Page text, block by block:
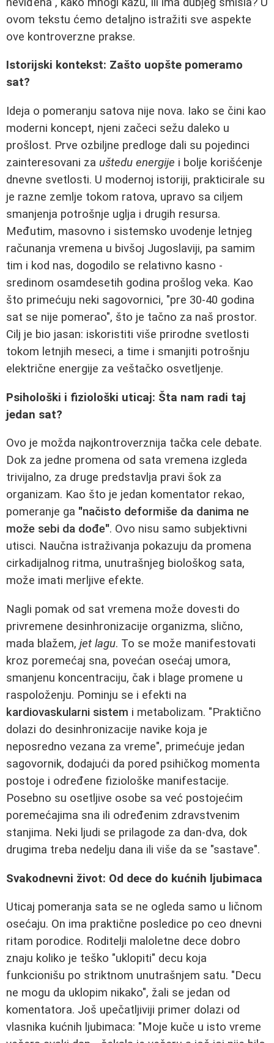
ovom tekstu ćemo detaljno istražiti sve aspekte
ove kontroverzne prakse.
Istorijski kontekst: Zašto uopšte pomeramo
sat?
Ideja o pomeranju satova nije nova. Iako se čini kao
moderni koncept, njeni začeci sežu daleko u
prošlost. Prve ozbiljne predloge dali su pojedinci
zainteresovani za uštedu energije i bolje korišćenje
dnevne svetlosti. U modernoj istoriji, prakticirale su
je razne zemlje tokom ratova, upravo sa ciljem
smanjenja potrošnje uglja i drugih resursa.
Međutim, masovno i sistemsko uvodenje letnjeg
računanja vremena u bivšoj Jugoslaviji, pa samim
tim i kod nas, dogodilo se relativno kasno -
sredinom osamdesetih godina prošlog veka. Kao
što primećuju neki sagovornici, "pre 30-40 godina
sat se nije pomerao", što je tačno za naš prostor.
Cilj je bio jasan: iskoristiti više prirodne svetlosti
tokom letnjih meseci, a time i smanjiti potrošnju
električne energije za veštačko osvetljenje.
Psihološki i fiziološki uticaj: Šta nam radi taj
jedan sat?
Ovo je možda najkontroverznija tačka cele debate.
Dok za jedne promena od sata vremena izgleda
trivijalno, za druge predstavlja pravi šok za
organizam. Kao što je jedan komentator rekao,
pomeranje ga "načisto deformiše da danima ne
može sebi da dođe". Ovo nisu samo subjektivni
utisci. Naučna istraživanja pokazuju da promena
cirkadijalnog ritma, unutrašnjeg biološkog sata,
može imati merljive efekte.
Nagli pomak od sat vremena može dovesti do
privremene desinhronizacije organizma, slično,
mada blažem, jet lagu. To se može manifestovati
kroz poremećaj sna, povećan osećaj umora,
smanjenu koncentraciju, čak i blage promene u
raspoloženju. Pominju se i efekti na
kardiovaskularni sistem i metabolizam. "Praktično
dolazi do desinhronizacije navike koja je
neposredno vezana za vreme", primećuje jedan
sagovornik, dodajući da pored psihičkog momenta
postoje i određene fiziološke manifestacije.
Posebno su osetljive osobe sa već postojećim
poremećajima sna ili određenim zdravstvenim
stanjima. Neki ljudi se prilagode za dan-dva, dok
drugima treba nedelju dana ili više da se "sastave".
Svakodnevni život: Od dece do kućnih ljubimaca
Uticaj pomeranja sata se ne ogleda samo u ličnom
osećaju. On ima praktične posledice po ceo dnevni
ritam porodice. Roditelji maloletne dece dobro
znaju koliko je teško "uklopiti" decu koja
funkcionišu po striktnom unutrašnjem satu. "Decu
ne mogu da uklopim nikako", žali se jedan od
komentatora. Još upečatljiviji primer dolazi od
vlasnika kućnih ljubimaca: "Moje kuče u isto vreme